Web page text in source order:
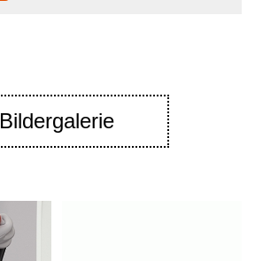
Bildergalerie